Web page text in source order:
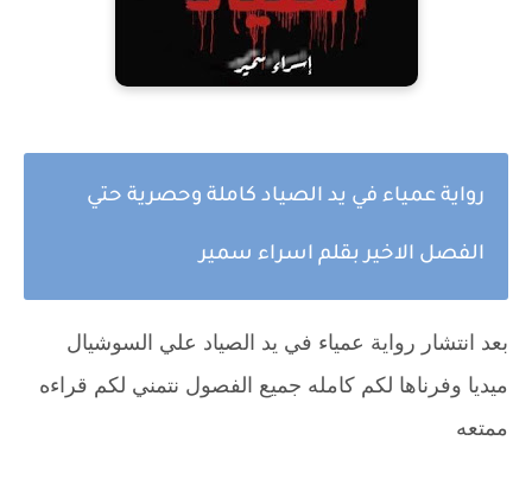
رواية عمياء في يد الصياد كاملة وحصرية حتي
الفصل الاخير بقلم اسراء سمير
بعد انتشار رواية عمياء في يد الصياد علي السوشيال
ميديا وفرناها لكم كامله جميع الفصول نتمني لكم قراءه
ممتعه